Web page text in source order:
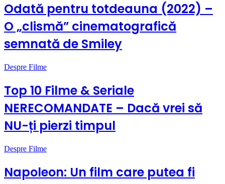
Odată pentru totdeauna (2022) –
O „clismă” cinematografică
semnată de Smiley
Despre Filme
Top 10 Filme & Seriale
NERECOMANDATE – Dacă vrei să
NU-ți pierzi timpul
Despre Filme
Napoleon: Un film care putea fi